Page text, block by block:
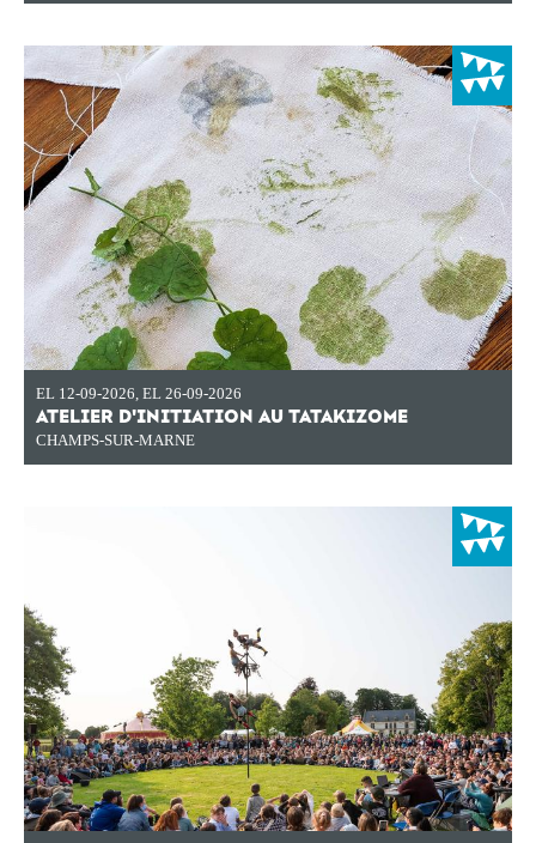
EL 12-09-2026 EL 26-09-2026
ATELIER D'INITIATION AU TATAKIZOME
CHAMPS-SUR-MARNE